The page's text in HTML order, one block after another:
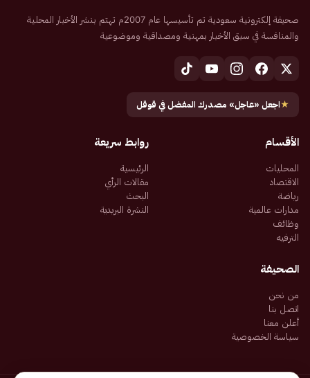
صحيفة إلكترونية سعودية تم تأسيسها عام 2007م تهتم بنشر الأخبار المحلية
والمنافسة في سبق الأخبار بمهنية ومصداقية وموضوعية
★اجعل «عاجل» مصدرك المفضل في قوقل
الأقسام
المحليات
الاقتصاد
رياضة
مدارات عالمية
وظائف
الترفيه
روابط سريعة
الرئيسية
مقالات الرأي
البحث
النشرة البريدية
الصحيفة
من نحن
اتصل بنا
أعلن معنا
سياسة الخصوصية